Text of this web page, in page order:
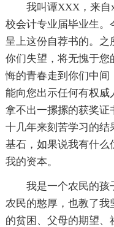
我叫谭XXX，来
校会计专业届毕业生
呈上这份自荐书的。
你们失望，将无愧于
悔的青春走到你们中间
能向您出示任何有权
拿不出一摞摞的获奖证
十几年来刻苦学习的结
基石，如果说我有什么
我的资本。
我是一个农民的孩
农民的憨厚，也教了我
的贫困、父母的期望